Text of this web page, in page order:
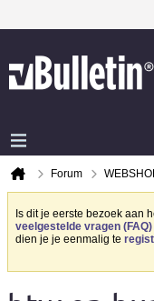
Forum
Is dit je eerste bezoek aan
veelgestelde vragen (FAQ)
dien je je eenmalig te